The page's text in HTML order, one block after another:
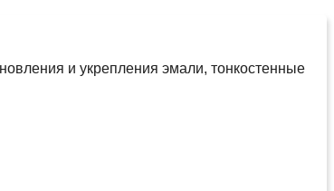
и укрепления эмали, тонкостенные